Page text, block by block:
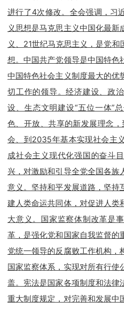
进行了4次修改。全会强调，习
义思想是马克思主义中国化最新
义、21世纪马克思主义，是党
想。中国共产党领导是中国特色
中国特色社会主义制度最大的优
切工作的领导。经济建设、政
设、生态文明建设“五位一体”
色、开放、共享的新发展理念
会、到2035年基本实现社会主
成社会主义现代化强国的奋斗
兴，对激励和引导全党全国各族
意义。坚持和平发展道路，坚持
建人类命运共同体，对促进人类
大意义。国家监察体制改革是
革，是强化党和国家自我监督的
党统一领导的反腐败工作机构，
国家监察体系，实现对所有行使
盖。宪法是国家各项制度和法律
重大制度规定，对完善和发展中